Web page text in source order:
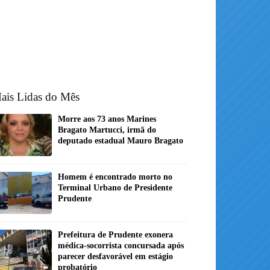
Lidas do Mês
Morre aos 73 anos Marines
Bragato Martucci, irmã do
deputado estadual Mauro Bragato
Homem é encontrado morto no
Terminal Urbano de Presidente
Prudente
Prefeitura de Prudente exonera
médica-socorrista concursada após
parecer desfavorável em estágio
probatório